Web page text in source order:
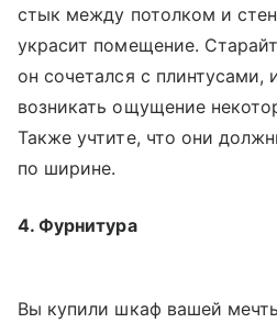
стык между потолком и
украсит помещение.
он сочетался с плинтусами,
возникать ощущение
Также учтите, что они
по ширине.
4. Фурнитура
Вы купили шкаф вашей